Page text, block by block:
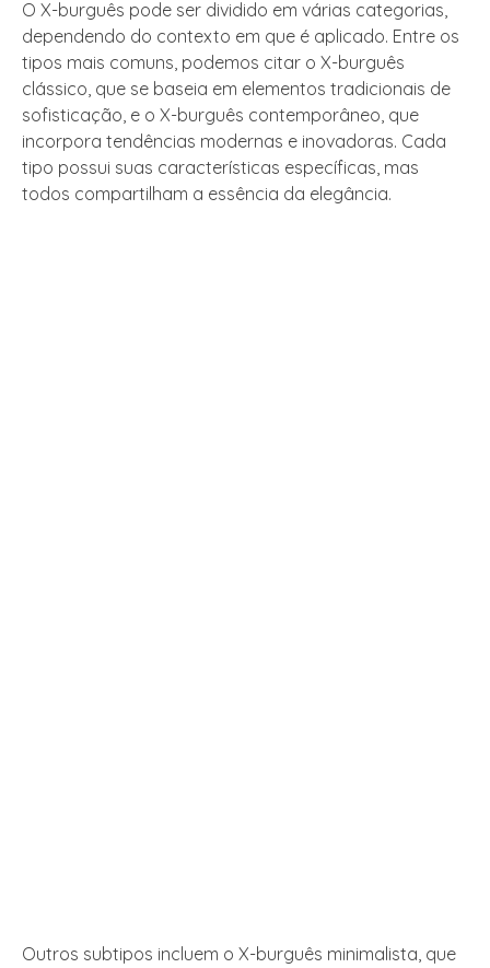
O X-burguês pode ser dividido em várias categorias,
dependendo do contexto em que é aplicado. Entre os
tipos mais comuns, podemos citar o X-burguês
clássico, que se baseia em elementos tradicionais de
sofisticação, e o X-burguês contemporâneo, que
incorpora tendências modernas e inovadoras. Cada
tipo possui suas características específicas, mas
todos compartilham a essência da elegância.
Outros subtipos incluem o X-burguês minimalista, que